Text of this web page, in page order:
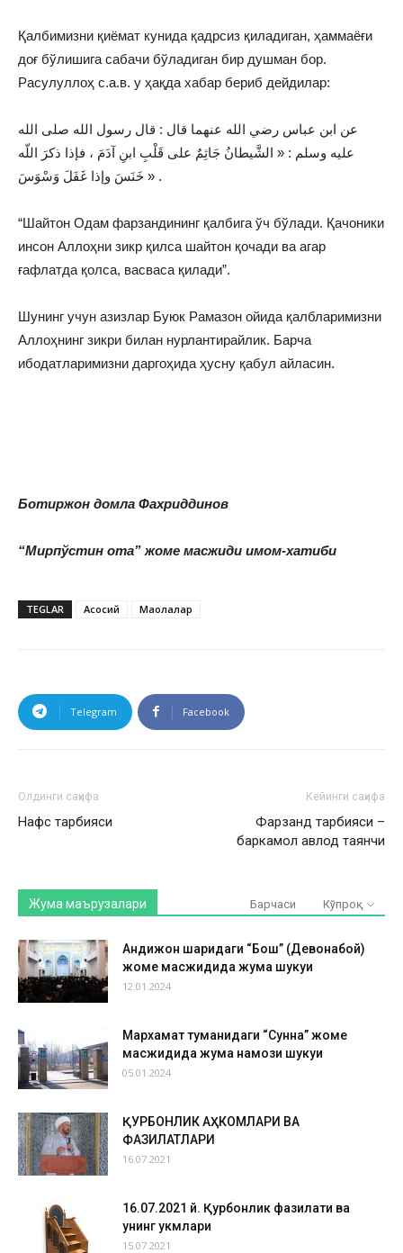
Қалбимизни қиёмат кунида қадрсиз қиладиган, ҳаммаёғи
доғ бўлишига сабачи бўладиган бир душман бор.
Расулуллоҳ с.а.в. у ҳақда хабар бериб дейдилар:
عن ابن عباس رضي الله عنهما قال : قال رسول الله صلى الله
عليه وسلم : « الشَّيطانُ جَاثِمٌ على قَلْبِ ابنِ آدَمَ ، فإذا ذكرَ اللّه
خَنَسَ وإذا غَفَلَ وَسْوَسَ » .
“Шайтон Одам фарзандининг қалбига ўч бўлади. Қачоники
инсон Аллоҳни зикр қилса шайтон қочади ва агар
ғафлатда қолса, васваса қилади”.
Шунинг учун азизлар Буюк Рамазон ойида қалбларимизни
Аллоҳнинг зикри билан нурлантирайлик. Барча
ибодатларимизни даргоҳида ҳусну қабул айласин.
Ботиржон домла Фахриддинов
“Мирпўстин ота” жоме масжиди имом-хатиби
TEGLAR Асосий Мақолалар
Telegram Facebook
Олдинги саҳифа
Нафс тарбияси
Кейинги саҳифа
Фарзанд тарбияси –
баркамол авлод таянчи
Жума маърузалари Барчаси Кўпроқ
Андижон шаҳридаги “Бош” (Девонабой)
жоме масжидида жума шукуҳи
12.01.2024
Мархамат туманидаги “Сунна” жоме
масжидида жума намози шукуҳи
05.01.2024
ҚУРБОНЛИК АҲКОМЛАРИ ВА
ФАЗИЛАТЛАРИ
16.07.2021
16.07.2021 й. Қурбонлик фазилати ва
унинг ҳукмлари
15.07.2021